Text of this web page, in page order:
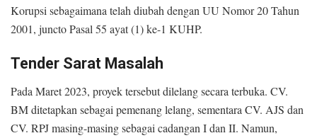
Korupsi sebagaimana telah diubah dengan UU Nomor 20 Tahun
2001, juncto Pasal 55 ayat (1) ke-1 KUHP.
Tender Sarat Masalah
Pada Maret 2023, proyek tersebut dilelang secara terbuka. CV.
BM ditetapkan sebagai pemenang lelang, sementara CV. AJS dan
CV. RPJ masing-masing sebagai cadangan I dan II. Namun,